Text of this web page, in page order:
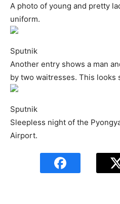
A photo of young and pretty
uniform.
Sputnik
Another entry shows a man
by two waitresses. This looks
Sputnik
Sleepless night of the
Airport.